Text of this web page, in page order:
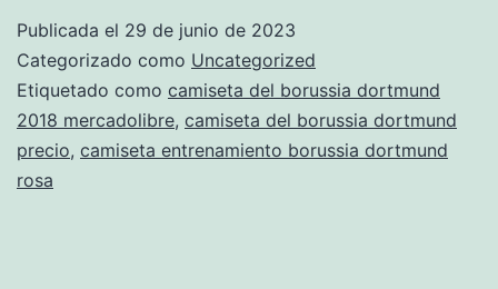
Publicada el 29 de junio de 2023
Categorizado como Uncategorized
Etiquetado como camiseta del borussia dortmund
2018 mercadolibre, camiseta del borussia dortmund
precio, camiseta entrenamiento borussia dortmund
rosa